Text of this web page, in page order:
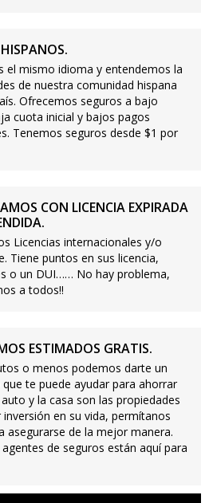
el mismo idioma y entendemos la
de nuestra comunidad hispana
Ofrecemos seguros a bajo
cuota inicial y bajos pagos
Tenemos seguros desde $1 por
CON LICENCIA EXPIRADA
Licencias internacionales y/o
Tiene puntos en sus licencia,
o un DUI…… No hay problema,
a todos!!
ESTIMADOS GRATIS.
o menos podemos darte un
te puede ayudar para ahorrar
y la casa son las propiedades
en su vida, permítanos
asegurarse de la mejor manera.
de seguros están aquí para